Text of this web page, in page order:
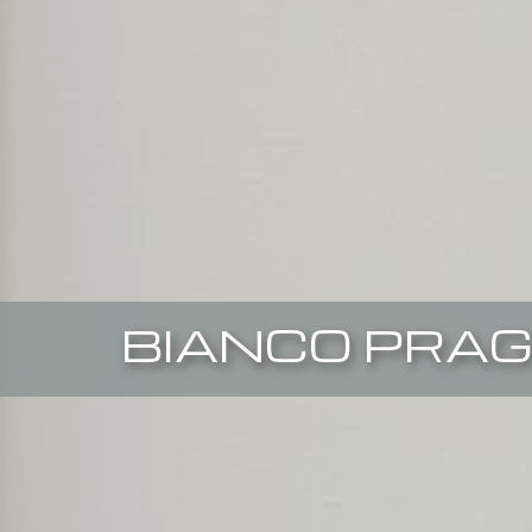
BIANCO